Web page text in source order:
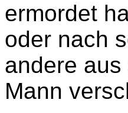
ermordet
oder nach
andere
Mann